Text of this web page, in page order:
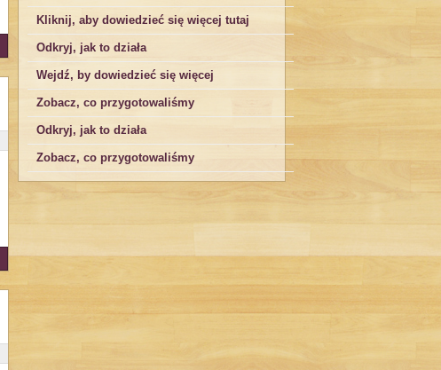
Kliknij, aby dowiedzieć się więcej tutaj
Odkryj, jak to działa
Wejdź, by dowiedzieć się więcej
Zobacz, co przygotowaliśmy
Odkryj, jak to działa
Zobacz, co przygotowaliśmy